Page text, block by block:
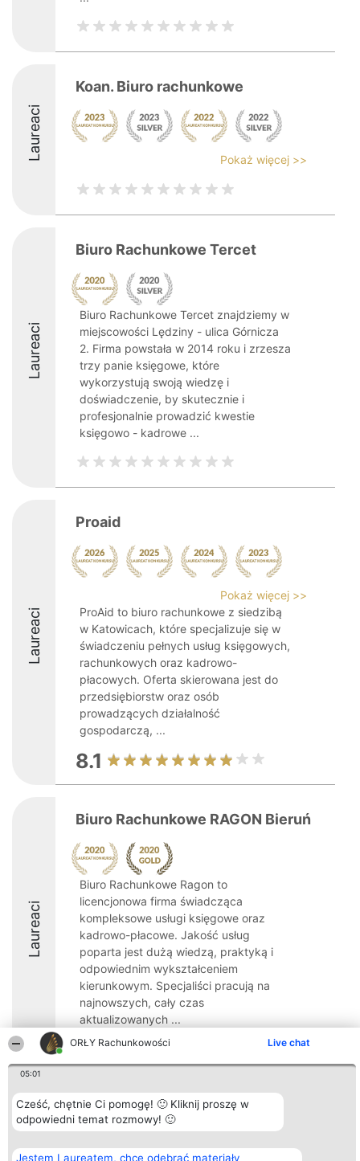
ORŁY Rachunkowości Live chat
05:01
Cześć, chętnie Ci pomogę! 🙂 Kliknij proszę w
odpowiedni temat rozmowy! 🙂
Jestem Laureatem, chcę odebrać materiały
Laureaci
Koan. Biuro rachunkowe
Pokaż więcej >>
Laureaci
Biuro Rachunkowe Tercet
Biuro Rachunkowe Tercet znajdziemy w
miejscowości Lędziny - ulica Górnicza
2. Firma powstała w 2014 roku i zrzesza
trzy panie księgowe, które
wykorzystują swoją wiedzę i
doświadczenie, by skutecznie i
profesjonalnie prowadzić kwestie
księgowo - kadrowe ...
Laureaci
Proaid
Pokaż więcej >>
ProAid to biuro rachunkowe z siedzibą
w Katowicach, które specjalizuje się w
świadczeniu pełnych usług księgowych,
rachunkowych oraz kadrowo-
płacowych. Oferta skierowana jest do
przedsiębiorstw oraz osób
prowadzących działalność
gospodarczą, ...
8.1
Laureaci
Biuro Rachunkowe RAGON Bieruń
Biuro Rachunkowe Ragon to
licencjonowa firma świadcząca
kompleksowe usługi księgowe oraz
kadrowo-płacowe. Jakość usług
poparta jest dużą wiedzą, praktyką i
odpowiednim wykształceniem
kierunkowym. Specjaliści pracują na
najnowszych, cały czas
aktualizowanych ...
Organizator plebiscytu
Bright Side Solutions sp. z o.
o. sp. k.
Wrocław 50-079
Plebiscyt
Laureaci
Lista
Laureatów
Kontakt